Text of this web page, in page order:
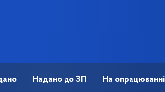
Надано до ЗП На опрацюванні